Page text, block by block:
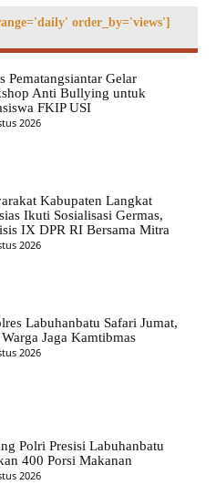
order_by='views']
Pematangsiantar Gelar
Anti Bullying untuk
FKIP USI
2026
Kabupaten Langkat
Ikuti Sosialisasi Germas,
IX DPR RI Bersama Mitra
2026
Labuhanbatu Safari Jumat,
Jaga Kamtibmas
2026
Polri Presisi Labuhanbatu
400 Porsi Makanan
2026